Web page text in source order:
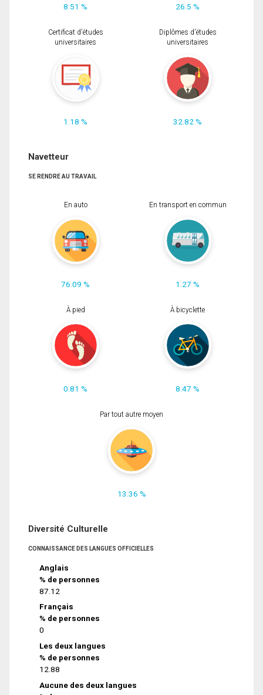
8.51 % 26.5 %
Certificat d'études
universitaires
1.18 %
Diplômes d'études
universitaires
32.82 %
Navetteur
SE RENDRE AU TRAVAIL
En auto
76.09 %
En transport en commun
1.27 %
À pied
0.81 %
À bicyclette
8.47 %
Par tout autre moyen
13.36 %
Diversité Culturelle
CONNAISSANCE DES LANGUES OFFICIELLES
Anglais
% de personnes
87.12
Français
% de personnes
0
Les deux langues
% de personnes
12.88
Aucune des deux langues